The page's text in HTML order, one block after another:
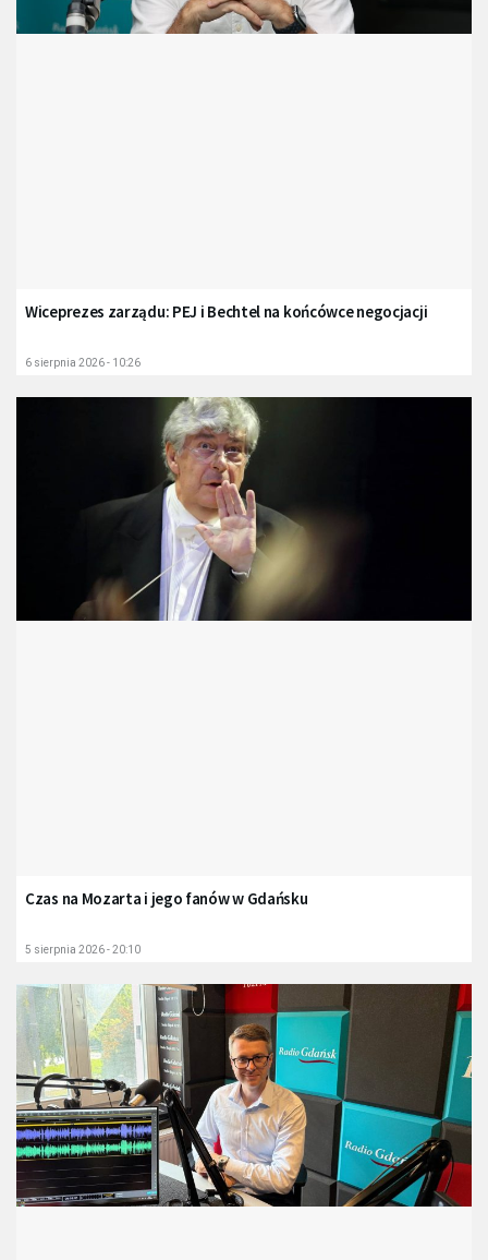
Wiceprezes zarządu: PEJ i Bechtel na końcówce negocjacji
6 sierpnia 2026 - 10:26
Czas na Mozarta i jego fanów w Gdańsku
5 sierpnia 2026 - 20:10